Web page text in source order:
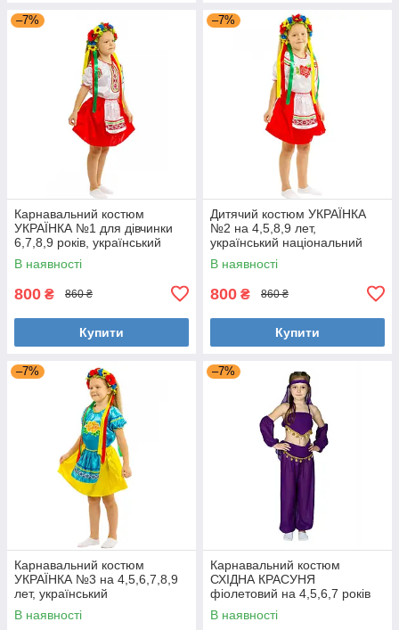
–7%
Карнавальний костюм
УКРАЇНКА №1 для дівчинки
6,7,8,9 років, український
національний костюм
УКРАЇНОЧКА
В наявності
800 ₴ 860 ₴
Купити
–7%
Дитячий костюм УКРАЇНКА
№2 на 4,5,8,9 лет,
український національний
костюм УКРАЇНОЧКИ
В наявності
800 ₴ 860 ₴
Купити
–7%
Карнавальний костюм
УКРАЇНКА №3 на 4,5,6,7,8,9
лет, український
національний костюм
УКРАЇНОЧКА
В наявності
–7%
Карнавальний костюм
СХІДНА КРАСУНЯ
фіолетовий на 4,5,6,7 років
дитячий східний костюм для
танців
В наявності